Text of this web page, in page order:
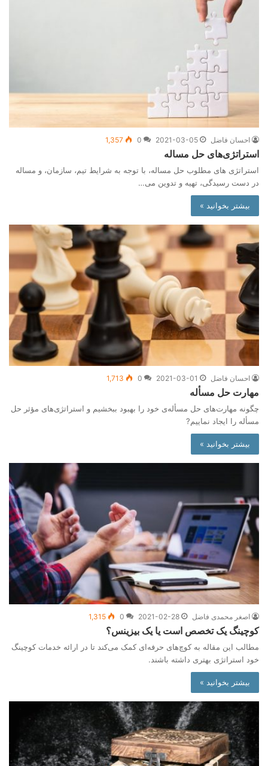
احسان فاضل 2021-03-05
0
1,357
استراتژی‌های حل مساله
استراتژی های مطلوب حل مساله، با توجه به شرایط تیم، سازمان، و مساله
در دست رسیدگی، تهیه و تدوین می…
بیشتر بخوانید »
احسان فاضل 2021-03-01
0
1,713
مهارت حل مسأله
چگونه مهارت‌های حل مسأله‌ی خود را بهبود ببخشیم و استراتژی‌های مؤثر حل
مسأله‌ را ایجاد نماییم?
بیشتر بخوانید »
اصغر محمدی فاضل 2021-02-28
0
1,315
کوچینگ یک تخصص است یا یک بیزینس؟
مطالب این مقاله به کوچ‌های حرفه‌ای کمک می‌کند تا در ارائه خدمات کوچینگ
خود استراتژی بهتری داشته باشند.
بیشتر بخوانید »